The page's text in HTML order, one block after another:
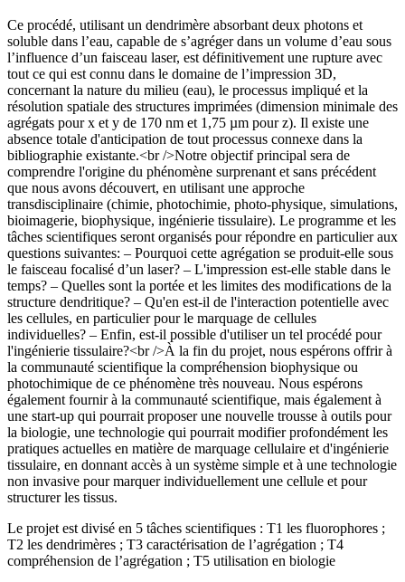
Ce procédé, utilisant un dendrimère absorbant deux photons et
soluble dans l’eau, capable de s’agréger dans un volume d’eau sous
l’influence d’un faisceau laser, est définitivement une rupture avec
tout ce qui est connu dans le domaine de l’impression 3D,
concernant la nature du milieu (eau), le processus impliqué et la
résolution spatiale des structures imprimées (dimension minimale des
agrégats pour x et y de 170 nm et 1,75 µm pour z). Il existe une
absence totale d'anticipation de tout processus connexe dans la
bibliographie existante.<br />Notre objectif principal sera de
comprendre l'origine du phénomène surprenant et sans précédent
que nous avons découvert, en utilisant une approche
transdisciplinaire (chimie, photochimie, photo-physique, simulations,
bioimagerie, biophysique, ingénierie tissulaire). Le programme et les
tâches scientifiques seront organisés pour répondre en particulier aux
questions suivantes: – Pourquoi cette agrégation se produit-elle sous
le faisceau focalisé d’un laser? – L'impression est-elle stable dans le
temps? – Quelles sont la portée et les limites des modifications de la
structure dendritique? – Qu'en est-il de l'interaction potentielle avec
les cellules, en particulier pour le marquage de cellules
individuelles? – Enfin, est-il possible d'utiliser un tel procédé pour
l'ingénierie tissulaire?<br />À la fin du projet, nous espérons offrir à
la communauté scientifique la compréhension biophysique ou
photochimique de ce phénomène très nouveau. Nous espérons
également fournir à la communauté scientifique, mais également à
une start-up qui pourrait proposer une nouvelle trousse à outils pour
la biologie, une technologie qui pourrait modifier profondément les
pratiques actuelles en matière de marquage cellulaire et d'ingénierie
tissulaire, en donnant accès à un système simple et à une technologie
non invasive pour marquer individuellement une cellule et pour
structurer les tissus.
Le projet est divisé en 5 tâches scientifiques : T1 les fluorophores ;
T2 les dendrimères ; T3 caractérisation de l’agrégation ; T4
compréhension de l’agrégation ; T5 utilisation en biologie